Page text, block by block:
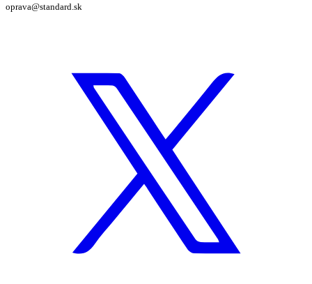
oprava@standard.sk